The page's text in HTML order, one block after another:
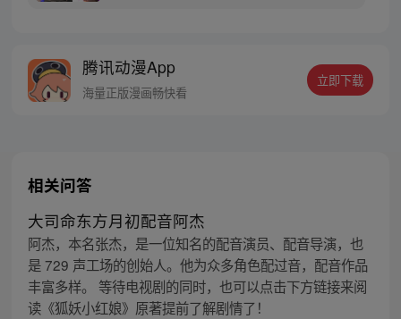
密，张楚岚的生活被彻底颠覆，与冯宝宝一
同踏上“异人”之旅。
腾讯动漫App
海量正版漫画畅快看
立即下载
相关问答
大司命东方月初配音阿杰
阿杰，本名张杰，是一位知名的配音演员、配音导演，也
是 729 声工场的创始人。他为众多角色配过音，配音作品
丰富多样。 等待电视剧的同时，也可以点击下方链接来阅
读《狐妖小红娘》原著提前了解剧情了！